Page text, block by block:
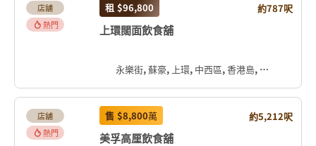
店舖
熱門
租 $96,800 約787呎
上環闊面飲食舖
永樂街, 蘇豪, 上環, 中西區, 香港島, 香港, 中国
店舖
熱門
售 $8,800萬 約5,212呎
美孚高厘飲食舖